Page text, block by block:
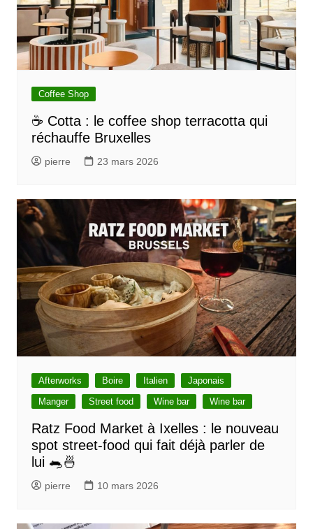
Coffee Shop
☕ Cotta : le coffee shop terracotta qui
réchauffe Bruxelles
pierre 23 mars 2026
Afterworks Boire Italien
Japonais
Manger
Street food Wine bar Wine bar
Ratz Food Market à Ixelles : le nouveau
spot street-food qui fait déjà parler de
lui 🐀🍜
pierre 10 mars 2026